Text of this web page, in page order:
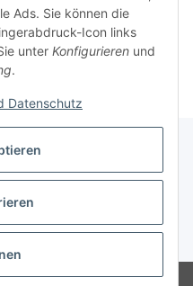
Ads. Sie können die
Icon links
unter Konfigurieren und
.
Datenschutz